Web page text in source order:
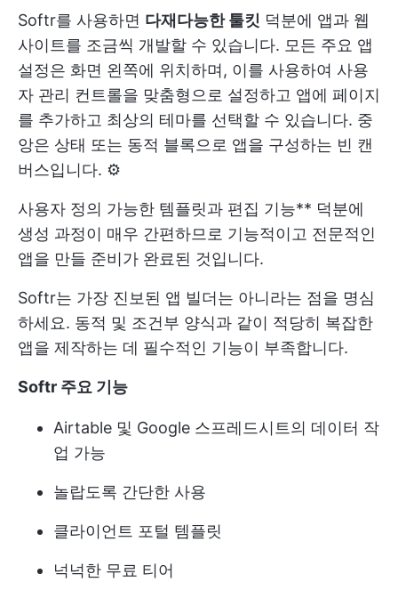
Softr를 사용하면 다재다능한 툴킷 덕분에 앱과 웹
사이트를 조금씩 개발할 수 있습니다. 모든 주요 앱
설정은 화면 왼쪽에 위치하며, 이를 사용하여 사용
자 관리 컨트롤을 맞춤형으로 설정하고 앱에 페이지
를 추가하고 최상의 테마를 선택할 수 있습니다. 중
앙은 상태 또는 동적 블록으로 앱을 구성하는 빈 캔
버스입니다. ⚙️
사용자 정의 가능한 템플릿과 편집 기능** 덕분에
생성 과정이 매우 간편하므로 기능적이고 전문적인
앱을 만들 준비가 완료된 것입니다.
Softr는 가장 진보된 앱 빌더는 아니라는 점을 명심
하세요. 동적 및 조건부 양식과 같이 적당히 복잡한
앱을 제작하는 데 필수적인 기능이 부족합니다.
Softr 주요 기능
Airtable 및 Google 스프레드시트의 데이터 작
업 가능
놀랍도록 간단한 사용
클라이언트 포털 템플릿
넉넉한 무료 티어